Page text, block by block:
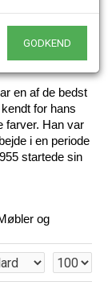
en af de bedst
for hans
farver. Han var
i en periode
startede sin
og
GODKEND